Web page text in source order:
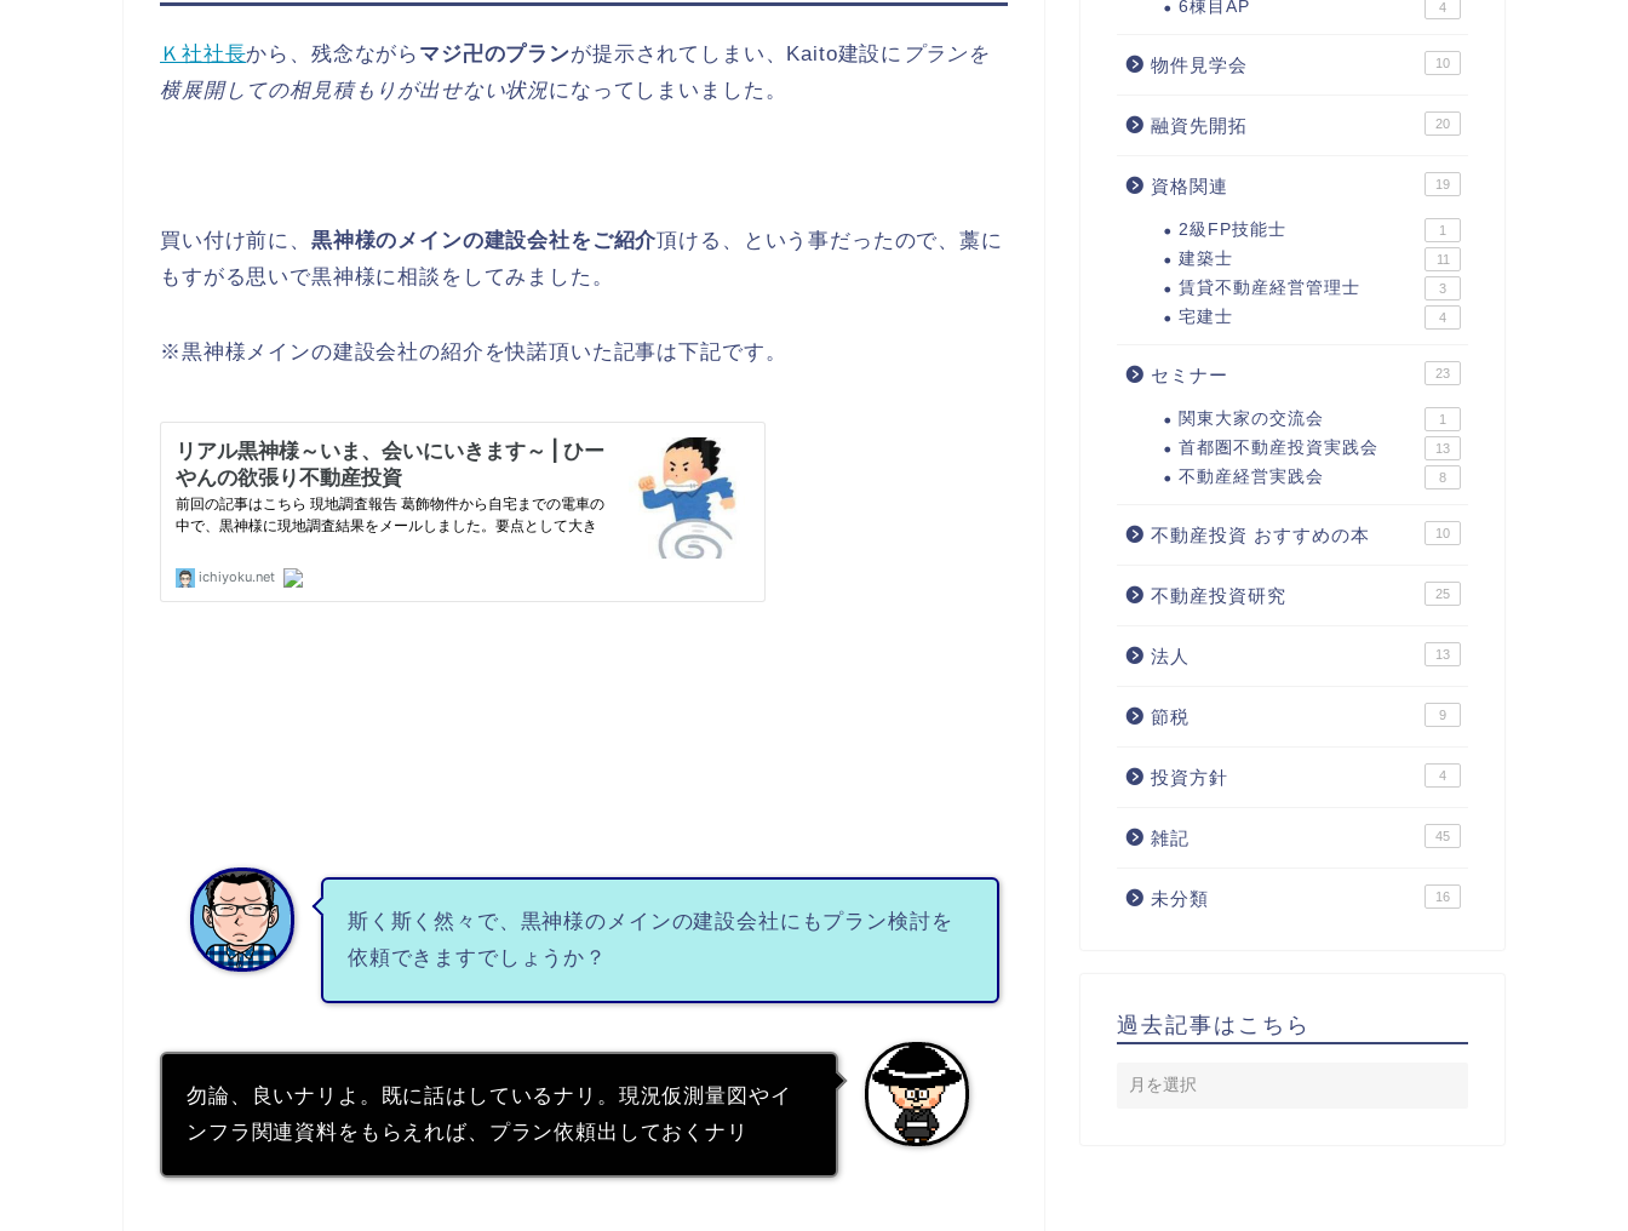
Ｋ社社長から、残念ながら マジ卍のプランが提示されてしまい、Kaito建設に プランを
横展開しての相見積もりが出せない状況になってしまいました。
買い付け前に、 黒神様のメインの建設会社をご紹介頂ける、という事だったので、藁に
もすがる思いで黒神様に相談をしてみました。
※黒神様メインの建設会社の紹介を快諾頂いた記事は下記です。
斯く斯く然々で、黒神様のメインの建設会社にもプラン検討を
依頼できますでしょうか？
勿論、良いナリよ。既に話はしているナリ。現況仮測量図やイ
ンフラ関連資料をもらえれば、プラン依頼出しておくナリ
6棟目AP 4
物件見学会 10
融資先開拓 20
資格関連 19
2級FP技能士 1
建築士 11
賃貸不動産経営管理士 3
宅建士 4
セミナー 23
関東大家の交流会 1
首都圏不動産投資実践会 13
不動産経営実践会 8
不動産投資 おすすめの本 10
不動産投資研究 25
法人 13
節税 9
投資方針 4
雑記 45
未分類 16
過去記事はこちら